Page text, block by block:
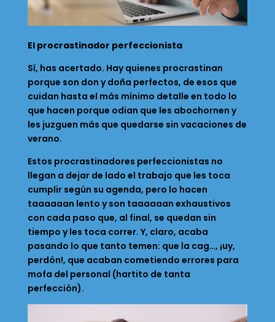
El procrastinador perfeccionista
Sí, has acertado. Hay quienes procrastinan
porque son don y doña perfectos, de esos que
cuidan hasta el más mínimo detalle en todo lo
que hacen porque odian que les abochornen y
les juzguen más que quedarse sin vacaciones de
verano.
Estos procrastinadores perfeccionistas no
llegan a dejar de lado el trabajo que les toca
cumplir según su agenda, pero lo hacen
taaaaaan lento y son taaaaaan exhaustivos
con cada paso que, al final, se quedan sin
tiempo y les toca correr. Y, claro, acaba
pasando lo que tanto temen: que la cag…, ¡uy,
perdón!, que acaban cometiendo errores para
mofa del personal (hartito de tanta
perfección).